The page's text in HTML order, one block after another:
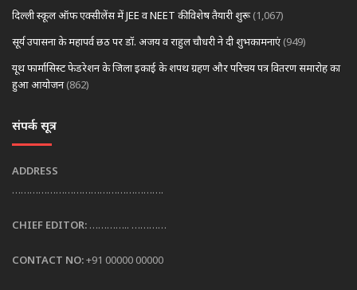
दिल्ली स्कूल ऑफ एक्सीलेंस में JEE व NEET की विशेष तैयारी शुरू (1,067)
सूर्य उपासना के महापर्व छठ पर डॉ. अजय व राहुल चौधरी ने दी शुभकामनाएं (949)
यूथ फार्मासिस्ट फेडरेशन के जिला इकाई के शपथ ग्रहण और परिचय पत्र वितरण समारोह का
हुआ आयोजन (862)
संपर्क सूत्र
ADDRESS
…………………………………………….
CHIEF EDITOR: ………….. …………
CONTACT NO:+91 00000 00000